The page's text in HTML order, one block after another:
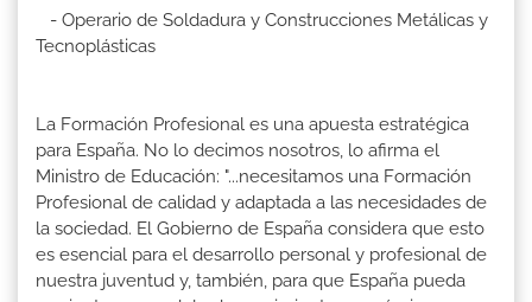
- Operario de Soldadura y Construcciones Metálicas y
Tecnoplásticas
La Formación Profesional es una apuesta estratégica
para España. No lo decimos nosotros, lo afirma el
Ministro de Educación: "...necesitamos una Formación
Profesional de calidad y adaptada a las necesidades de
la sociedad. El Gobierno de España considera que esto
es esencial para el desarrollo personal y profesional de
nuestra juventud y, también, para que España pueda